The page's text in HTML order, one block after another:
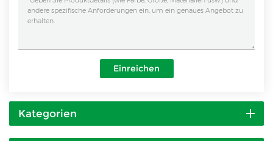
Einreichen
Kategorien